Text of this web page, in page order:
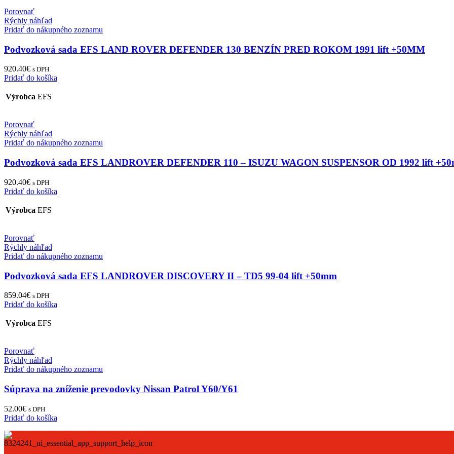
Porovnať
Rýchly náhľad
Pridať do nákupného zoznamu
Podvozková sada EFS LAND ROVER DEFENDER 130 BENZÍN PRED ROKOM 1991 lift +50MM
920.40€ s DPH
Pridať do košíka
Výrobca EFS
Porovnať
Rýchly náhľad
Pridať do nákupného zoznamu
Podvozková sada EFS LANDROVER DEFENDER 110 – ISUZU WAGON SUSPENSOR OD 1992 lift
920.40€ s DPH
Pridať do košíka
Výrobca EFS
Porovnať
Rýchly náhľad
Pridať do nákupného zoznamu
Podvozková sada EFS LANDROVER DISCOVERY II – TD5 99-04 lift +50mm
859.04€ s DPH
Pridať do košíka
Výrobca EFS
Porovnať
Rýchly náhľad
Pridať do nákupného zoznamu
Súprava na zníženie prevodovky Nissan Patrol Y60/Y61
52.00€ s DPH
Pridať do košíka